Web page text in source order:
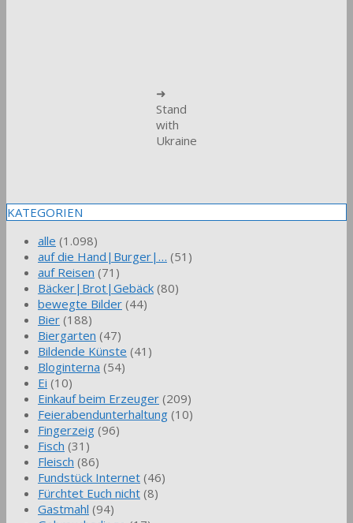
➜
Stand
with
Ukraine
KATEGORIEN
alle (1.098)
auf die Hand|Burger|… (51)
auf Reisen (71)
Bäcker|Brot|Gebäck (80)
bewegte Bilder (44)
Bier (188)
Biergarten (47)
Bildende Künste (41)
Bloginterna (54)
Ei (10)
Einkauf beim Erzeuger (209)
Feierabendunterhaltung (10)
Fingerzeig (96)
Fisch (31)
Fleisch (86)
Fundstück Internet (46)
Fürchtet Euch nicht (8)
Gastmahl (94)